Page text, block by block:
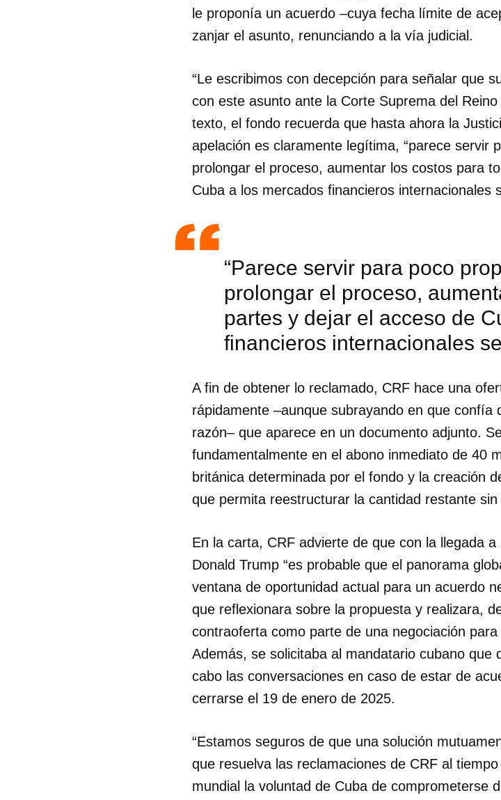
Guardar como favorito
Para poder guardar como favorito,
cuenta de 14ymedio.
le proponía un acuerdo –cuya fecha límite de
zanjar el asunto, renunciando a la vía judicial.
“Le escribimos con decepción para señalar que
con este asunto ante la Corte Suprema del
texto, el fondo recuerda que hasta ahora la
apelación es claramente legítima, “parece servir
prolongar el proceso, aumentar los costos para
Cuba a los mercados financieros internacionales
“Parece servir para poco
prolongar el proceso,
partes y dejar el acceso de
financieros internacionales
A fin de obtener lo reclamado, CRF hace una
rápidamente –aunque subrayando en que
razón– que aparece en un documento adjunto.
fundamentalmente en el abono inmediato de 40
británica determinada por el fondo y la creación
que permita reestructurar la cantidad restante
En la carta, CRF advierte de que con la llegada
Donald Trump “es probable que el panorama
ventana de oportunidad actual para un acuerdo
que reflexionara sobre la propuesta y realizara,
contraoferta como parte de una negociación
Además, se solicitaba al mandatario cubano que
cabo las conversaciones en caso de estar de
cerrarse el 19 de enero de 2025.
“Estamos seguros de que una solución
que resuelva las reclamaciones de CRF al
mundial la voluntad de Cuba de comprometerse